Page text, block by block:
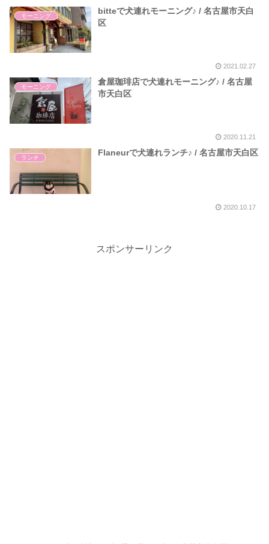
モーニング
bitteで犬連れモーニング♪ / 名古屋市天白
区
2021.02.27
モーニング
倉屋珈琲店で犬連れモーニング♪ / 名古屋
市天白区
2020.11.21
ランチ
Flaneurで犬連れランチ♪ / 名古屋市天白区
2020.10.17
スポンサーリンク